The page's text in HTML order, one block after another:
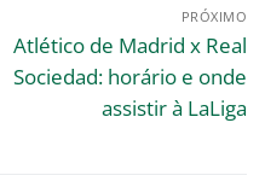
PRÓXIMO
Atlético de Madrid x Real
Sociedad: horário e onde
assistir à LaLiga